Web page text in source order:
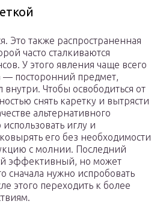
Это также распространенная
часто сталкиваются
У этого явления чаще всего
посторонний предмет,
внутри. Чтобы освободиться от
снять каретку и вытрясти
альтернативного
иглу и
его без необходимости
с молнии. Последний
эффективный, но может
сначала нужно испробовать
этого переходить к более